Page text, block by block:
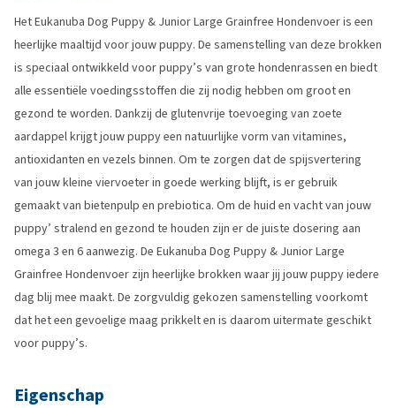
Het Eukanuba Dog Puppy & Junior Large Grainfree Hondenvoer is een
heerlijke maaltijd voor jouw puppy. De samenstelling van deze brokken
is speciaal ontwikkeld voor puppy’s van grote hondenrassen en biedt
alle essentiële voedingsstoffen die zij nodig hebben om groot en
gezond te worden. Dankzij de glutenvrije toevoeging van zoete
aardappel krijgt jouw puppy een natuurlijke vorm van vitamines,
antioxidanten en vezels binnen. Om te zorgen dat de spijsvertering
van jouw kleine viervoeter in goede werking blijft, is er gebruik
gemaakt van bietenpulp en prebiotica. Om de huid en vacht van jouw
puppy’ stralend en gezond te houden zijn er de juiste dosering aan
omega 3 en 6 aanwezig. De Eukanuba Dog Puppy & Junior Large
Grainfree Hondenvoer zijn heerlijke brokken waar jij jouw puppy iedere
dag blij mee maakt. De zorgvuldig gekozen samenstelling voorkomt
dat het een gevoelige maag prikkelt en is daarom uitermate geschikt
voor puppy’s.
Eigenschap